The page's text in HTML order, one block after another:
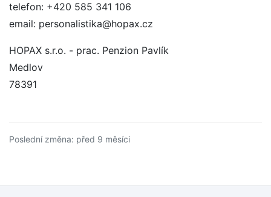
telefon: +420 585 341 106
email: personalistika@hopax.cz
HOPAX s.r.o. - prac. Penzion Pavlík
Medlov
78391
Poslední změna: před 9 měsíci